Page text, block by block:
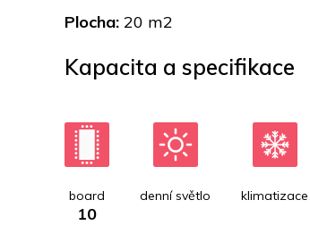
Plocha: 20 m2
Kapacita a specifikace
board
10
denní světlo klimatizace